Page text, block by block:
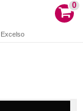
0
Excelso